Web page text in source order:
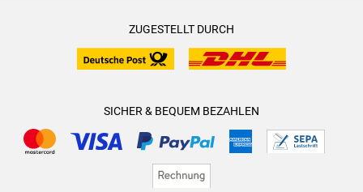
ZUGESTELLT DURCH
SICHER & BEQUEM BEZAHLEN